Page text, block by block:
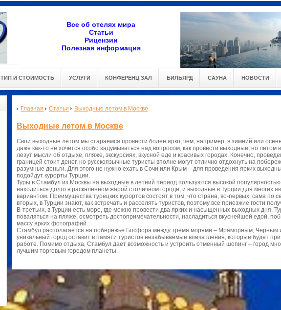
Все об отелях мира
Статьи
Рицензии
Полезная информация
ТИП И СТОИМОСТЬ УСЛУГИ КОНФЕРЕНЦ ЗАЛ БИЛЬЯРД САУНА НОВОСТИ
Главная Статьи Выходные летом в Москве
Выходные летом в Москве
Свои выходные летом мы стараемся провести более ярко, чем, например, в зимний или
даже как-то не хочется особо задумываться над вопросом, как провести выходные, но летом
лезут мысли об отдыхе, пляже, экскурсиях, вкусной еде и красивых городах. Конечно,
границей стоит денег, но русскоязычные туристы вполне могут отлично отдохнуть на
разумные деньги. Для этого не нужно ехать в Сочи или Крым – для проведения ярких
подойдут курорты Турции.
Туры в Стамбул из Москвы на выходные в летний период пользуются высокой
находиться долго в раскаленном жарой столичном городе, и выходные в Турции для многих
вариантом. Преимущества турецких курортов состоят в том, что страна, во-первых, сама по
вторых, в Турции знают, как встречать и расселять туристов, поэтому все приезжие гости
В-третьих, в Турции есть море, где можно провести два ярких и насыщенных выходных дня.
поваляться на пляже, осмотреть достопримечательности, насладиться вкуснейшей едой,
массу ярких фотографий.
Стамбул располагается на побережье Босфора между тремя морями – Мраморным, Черным
уникальный город оставит в памяти туристов незабываемые впечатления, которые будет
работе. Помимо отдыха, Стамбул дает возможность и устроить отменный шопинг – город
лучшим торговым городом планеты.